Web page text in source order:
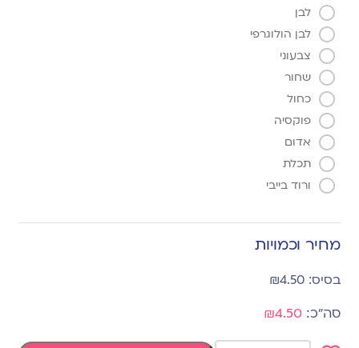
לבן
לבן הולוגרפי
צבעוני
שחור
כחול
פוקסיה
אדום
תכלת
ורוד בייבי
מחיר וכמויות
₪4.50
₪4.50